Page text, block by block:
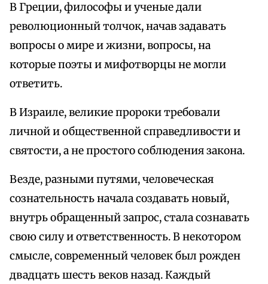
В Греции, философы и ученые дали
революционный толчок, начав задавать
вопросы о мире и жизни, вопросы, на
которые поэты и мифотворцы не могли
ответить.
В Израиле, великие пророки требовали
личной и общественной справедливости и
святости, а не простого соблюдения закона.
Везде, разными путями, человеческая
сознательность начала создавать новый,
внутрь обращенный запрос, стала сознавать
свою силу и ответственность. В некотором
смысле, современный человек был рожден
двадцать шесть веков назад. Каждый